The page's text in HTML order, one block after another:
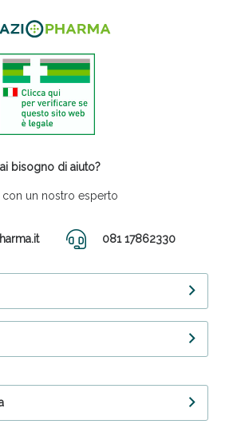
bisogno di aiuto?
con un nostro esperto
081 17862330